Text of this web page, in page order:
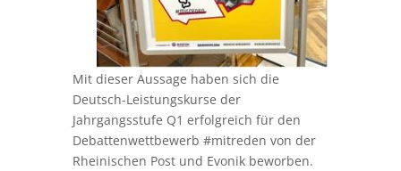
Mit dieser Aussage haben sich die
Deutsch-Leistungskurse der
Jahrgangsstufe Q1 erfolgreich für den
Debattenwettbewerb #mitreden von der
Rheinischen Post und Evonik beworben.